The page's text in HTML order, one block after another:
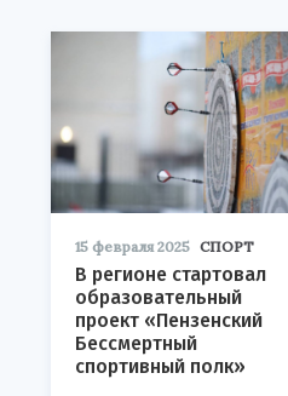
15 февраля 2025 СПОРТ
В регионе стартовал
образовательный
проект «Пензенский
Бессмертный
спортивный полк»